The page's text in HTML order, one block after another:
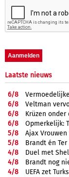
Laatste nieuws
6/8
6/8
Veltman
6/8
Krüzen
6/8
Opmerkelijk:
5/8
Ajax
5/8
Brandt én
4/8
Duel met
4/8
Brandt nog
4/8
UEFA zet